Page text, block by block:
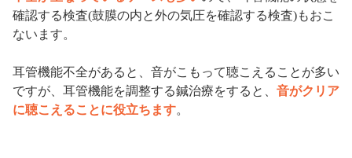
確認する検査(鼓膜の内と外の気圧を確認する検査)もおこ
ないます。
耳管機能不全があると、音がこもって聴こえることが多い
ですが、耳管機能を調整する鍼治療をすると、 音がクリア
に聴こえることに役立ちます。